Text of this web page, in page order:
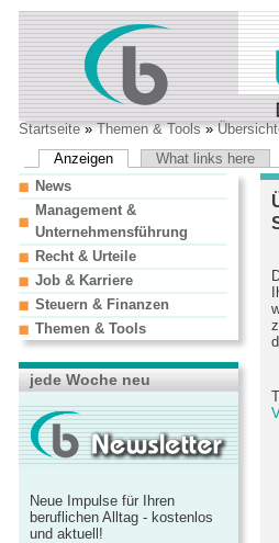
Startseite»Themen & Tools»
Anzeigen
What links here
News
Management &
Unternehmensführung
Recht & Urteile
Job & Karriere
Steuern & Finanzen
Themen & Tools
jede Woche neu
Neue Impulse für Ihren
beruflichen Alltag - kostenlos
und aktuell!